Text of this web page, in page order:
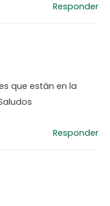
Responder
que están en la
Responder